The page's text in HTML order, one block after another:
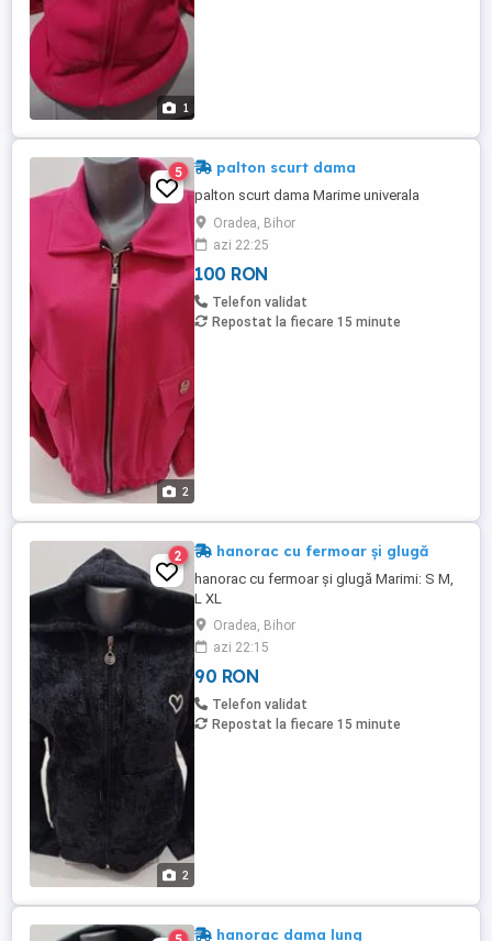
1
2
5 palton scurt dama
palton scurt dama Marime univerala
Oradea, Bihor
azi 22:25
100 RON
Telefon validat
Repostat la fiecare 15 minute
2
2 hanorac cu fermoar și glugă
hanorac cu fermoar și glugă Marimi: S M,
L XL
Oradea, Bihor
azi 22:15
90 RON
Telefon validat
Repostat la fiecare 15 minute
hanorac dama lung